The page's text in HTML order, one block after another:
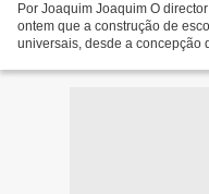
Por Joaquim Joaquim O
ontem que a construção de
universais, desde a concepção